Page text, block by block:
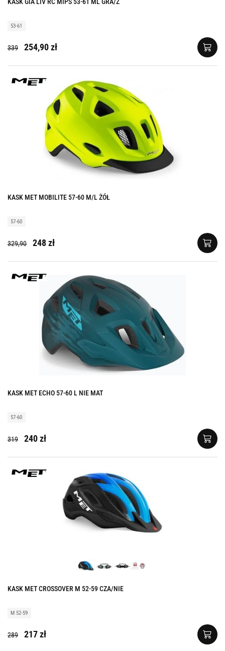
53-61
339 254,90 zł
KASK MET MOBILITE 57-60 M/L ŻÓŁ
57-60
329,90 248 zł
KASK MET ECHO 57-60 L NIE MAT
57-60
319 240 zł
KASK MET CROSSOVER M 52-59 CZA/NIE
M 52-59
289 217 zł